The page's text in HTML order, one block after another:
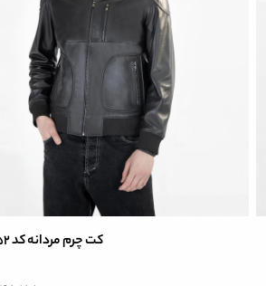
کت چرم مردانه کد pcm152